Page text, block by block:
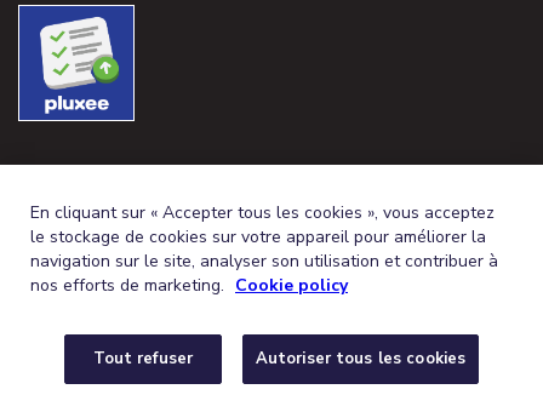
FRENCH (BELGIUM)
DEDEUTSCH (BELGIEN)
En cliquant sur « Accepter tous les cookies », vous acceptez
le stockage de cookies sur votre appareil pour améliorer la
navigation sur le site, analyser son utilisation et contribuer à
nos efforts de marketing. Cookie policy
Tout refuser Autoriser tous les cookies